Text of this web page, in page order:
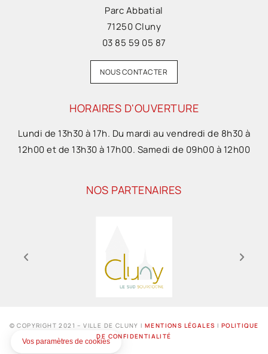
Parc Abbatial
71250 Cluny
03 85 59 05 87
NOUS CONTACTER
HORAIRES D'OUVERTURE
Lundi de 13h30 à 17h. Du mardi au vendredi de 8h30 à
12h00 et de 13h30 à 17h00. Samedi de 09h00 à 12h00
NOS PARTENAIRES
© COPYRIGHT 2021 – VILLE DE CLUNY IMENTIONS LÉGALES I POLITIQUE
DE CONFIDENTIALITÉ